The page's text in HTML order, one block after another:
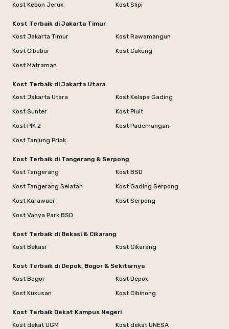
Kost Kebon Jeruk
Kost Slipi
Kost Terbaik di Jakarta Timur
Kost Jakarta Timur
Kost Rawamangun
Kost Cibubur
Kost Cakung
Kost Matraman
Kost Terbaik di Jakarta Utara
Kost Jakarta Utara
Kost Kelapa Gading
Kost Sunter
Kost Pluit
Kost PIK 2
Kost Pademangan
Kost Tanjung Priok
Kost Terbaik di Tangerang & Serpong
Kost Tangerang
Kost BSD
Kost Tangerang Selatan
Kost Gading Serpong
Kost Karawaci
Kost Serpong
Kost Vanya Park BSD
Kost Terbaik di Bekasi & Cikarang
Kost Bekasi
Kost Cikarang
Kost Terbaik di Depok, Bogor & Sekitarnya
Kost Bogor
Kost Depok
Kost Kukusan
Kost Cibinong
Kost Terbaik Dekat Kampus Negeri
Kost dekat UGM
Kost dekat UNESA